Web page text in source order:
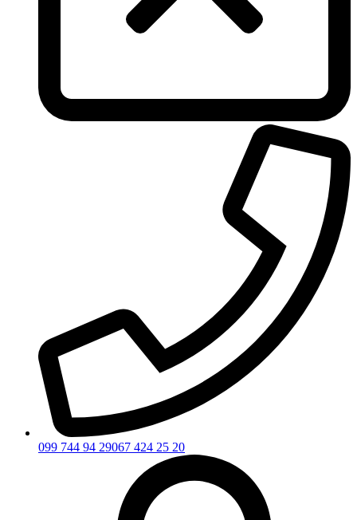
099 744 94 29067 424 25 20